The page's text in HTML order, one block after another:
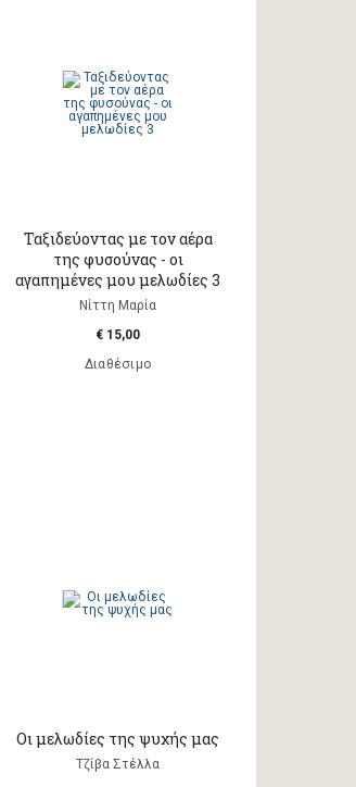
Ταξιδεύοντας με τον αέρα
της φυσούνας - οι
αγαπημένες μου μελωδίες 3
Νίττη Μαρία
€ 15,00
Διαθέσιμο
Οι μελωδίες της ψυχής μας
Τζίβα Στέλλα